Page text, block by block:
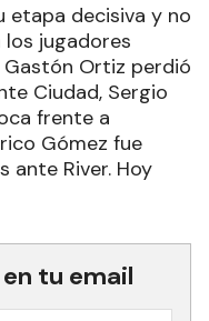
etapa decisiva y no
jugadores
Ortiz perdió
Ciudad, Sergio
frente a
Gómez fue
ante River. Hoy
tu email